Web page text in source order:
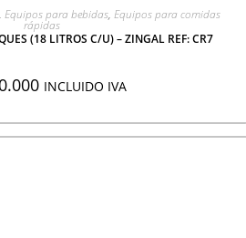
A COTIZACIÓN
, Equipos para bebidas, Equipos para comidas
rápidas
(18 LITROS C/U) – ZINGAL REF: CR7
INCLUIDO IVA